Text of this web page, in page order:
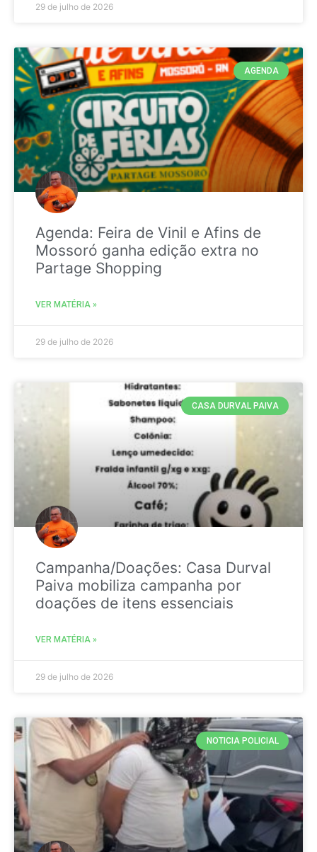
29 de julho de 2026
AGENDA
Agenda: Feira de Vinil e Afins de
Mossoró ganha edição extra no
Partage Shopping
VER MATÉRIA »
29 de julho de 2026
CASA DURVAL PAIVA
Campanha/Doações: Casa Durval
Paiva mobiliza campanha por
doações de itens essenciais
VER MATÉRIA »
29 de julho de 2026
NOTICIA POLICIAL